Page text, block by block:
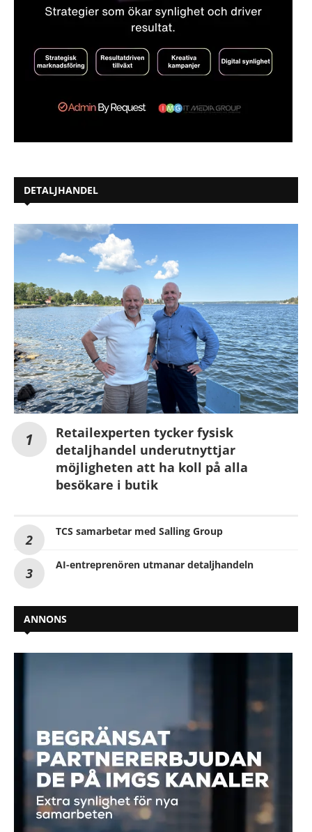
DETALJHANDEL
Retailexperten tycker fysisk
detaljhandel underutnyttjar
möjligheten att ha koll på alla
besökare i butik
TCS samarbetar med Salling Group
AI-entreprenören utmanar detaljhandeln
ANNONS